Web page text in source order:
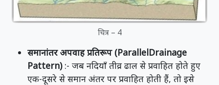
चित्र – 4
समानांतर अपवाह प्रतिरूप (ParallelDrainage
Pattern) :- जब नदियाँ तीव्र ढाल से प्रवाहित होते हुए
एक-दूसरे से समान अंतर पर प्रवाहित होती हैं, तो इसे